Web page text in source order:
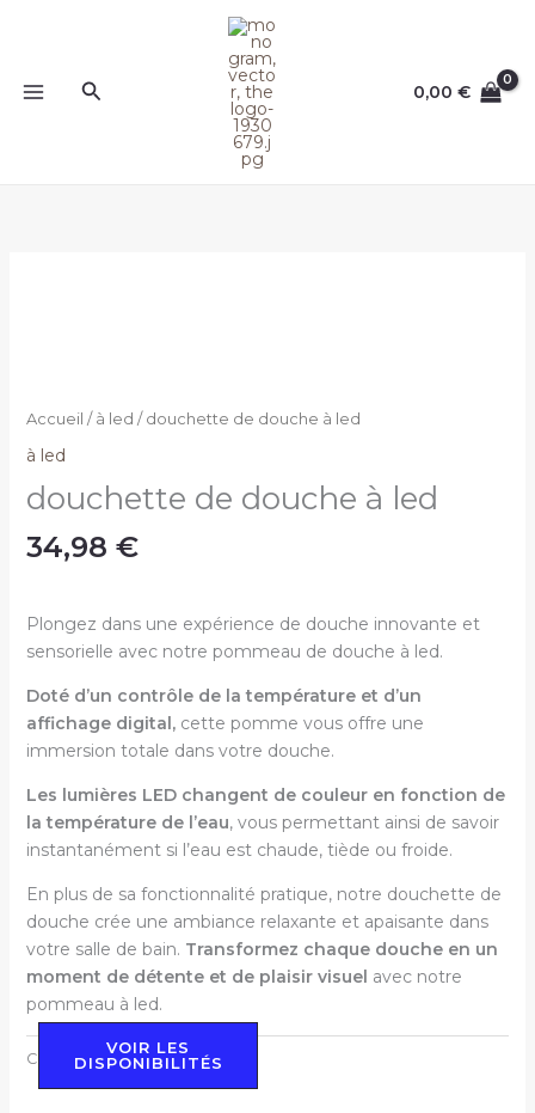
Rechercher 0,00€
Accueil / à led / douchette de douche à led
à led
douchette de douche à led
34,98 €
Plongez dans une expérience de douche innovante et
sensorielle avec notre pommeau de douche à led.
Doté d’un contrôle de la température et d’un
affichage digital,cette pomme vous offre une
immersion totale dans votre douche.
Les lumières LED changent de couleur en fonction de
la température de l’eau, vous permettant ainsi de savoir
instantanément si l’eau est chaude, tiède ou froide.
En plus de sa fonctionnalité pratique, notre douchette de
douche crée une ambiance relaxante et apaisante dans
votre salle de bain. Transformez chaque douche en un
moment de détente et de plaisir visuel avec notre
pommeau à led.
Catégorie :à led
VOIR LES
DISPONIBILITÉS